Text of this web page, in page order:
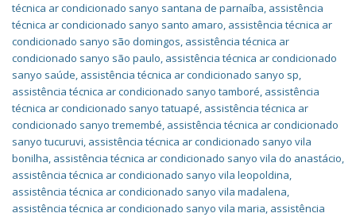
técnica ar condicionado sanyo santana de parnaíba, assistência
técnica ar condicionado sanyo santo amaro, assistência técnica ar
condicionado sanyo são domingos, assistência técnica ar
condicionado sanyo são paulo, assistência técnica ar condicionado
sanyo saúde, assistência técnica ar condicionado sanyo sp,
assistência técnica ar condicionado sanyo tamboré, assistência
técnica ar condicionado sanyo tatuapé, assistência técnica ar
condicionado sanyo tremembé, assistência técnica ar condicionado
sanyo tucuruvi, assistência técnica ar condicionado sanyo vila
bonilha, assistência técnica ar condicionado sanyo vila do anastácio,
assistência técnica ar condicionado sanyo vila leopoldina,
assistência técnica ar condicionado sanyo vila madalena,
assistência técnica ar condicionado sanyo vila maria, assistência